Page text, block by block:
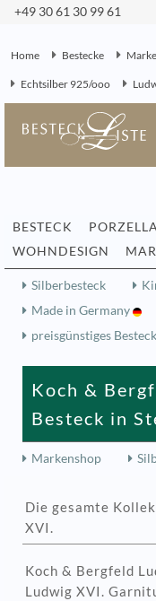
+49 30 61 30 99 61
Home Bestecke
Echtsilber 925/ooo
BESTECK
WOHNDESIGN
Silberbesteck
Made in Germany
preisgünstiges Besteck
Koch &
Besteck in
Markenshop
Die gesamte
XVI.
Koch & Bergfeld
Ludwig XVI.